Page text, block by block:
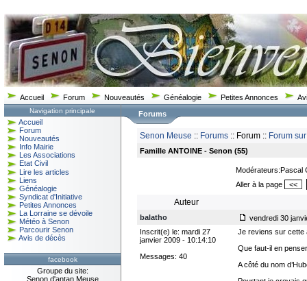
Accueil Forum Nouveautés Généalogie Petites Annonces
Navigation principale
Accueil
Forum
Nouveautés
Info Mairie
Les Associations
Etat Civil
Lire les articles
Liens
Généalogie
Syndicat d'Initiative
Petites Annonces
La Lorraine se dévoile
Météo à Senon
Parcourir Senon
Avis de décès
facebook
Groupe du site:
Senon d'antan Meuse
Forums
Senon Meuse :: Forums :: Forum :: Forum
Famille ANTOINE - Senon (55)
Modérateurs:Pascal
Aller à la page
<<
Auteur
balatho
vendredi 30
Inscrit(e) le: mardi 27
janvier 2009 - 10:14:10
Messages: 40
Je reviens sur cette
Que faut-il en
A côté du nom